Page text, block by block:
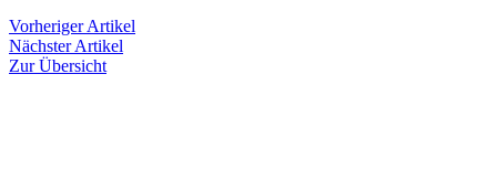
Vorheriger Artikel
Nächster Artikel
Zur Übersicht